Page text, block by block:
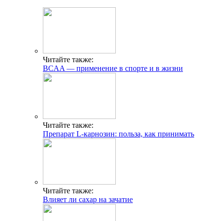
Читайте также:
BCAA — применение в спорте и в жизни
Читайте также:
Препарат L-карнозин: польза, как принимать
Читайте также:
Влияет ли сахар на зачатие